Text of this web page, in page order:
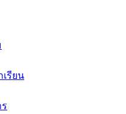
รียน